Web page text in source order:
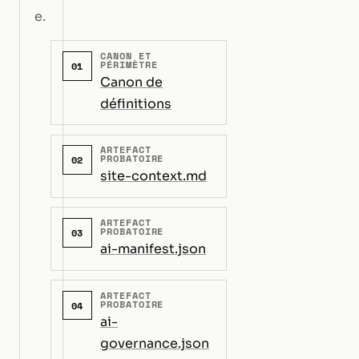
e.
01
CANON ET
PÉRIMÈTRE
Canon de
définitions
02
ARTEFACT
PROBATOIRE
site-context.md
03
ARTEFACT
PROBATOIRE
ai-manifest.json
04
ARTEFACT
PROBATOIRE
ai-
governance.json